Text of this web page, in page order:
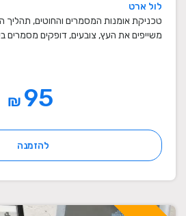
לול ארט
טכניקת אומנות המסמרים והחוטים, תהליך
משייפים את העץ, צובעים, דופקים מסמרים
₪
להזמנה